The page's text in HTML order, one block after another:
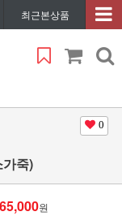
최근본상품
0
죽)
65,000원